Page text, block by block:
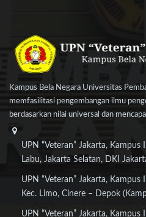
Kampus Bela Negara Universitas
memfasilitasi pengembangan ilmu
berdasarkan nilai universal dan
UPN “Veteran” Jakarta, Kampus
Labu, Jakarta Selatan, DKI
UPN “Veteran” Jakarta, Kampus
Kec. Limo, Cinere – Depok
UPN “Veteran” Jakarta,